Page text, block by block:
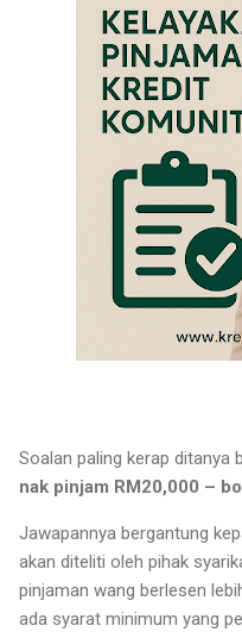
Soalan paling kerap ditanya
nak pinjam RM20,000 –
Jawapannya bergantung
akan diteliti oleh pihak
pinjaman wang berlesen
ada syarat minimum yang